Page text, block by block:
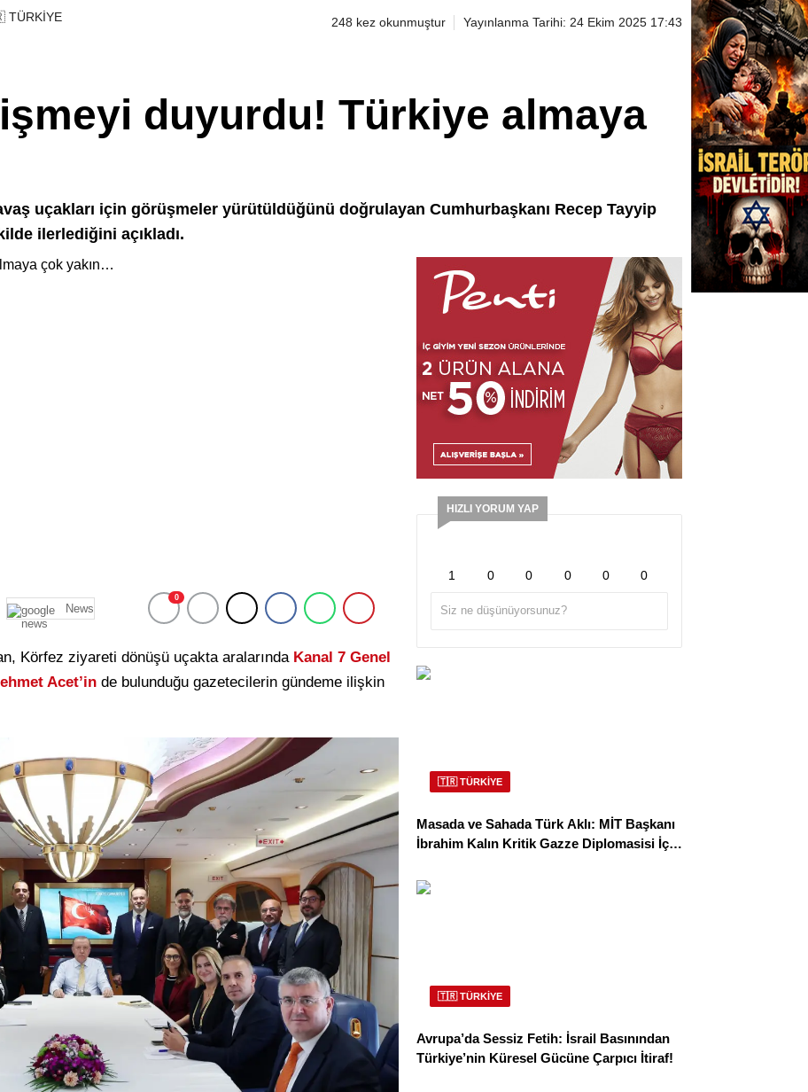
248 kez okunmuştur Yayınlanma Tarihi: 24 Ekim 2025 17:43
duyurdu! Türkiye almaya
uçakları için görüşmeler yürütüldüğünü doğrulayan Cumhurbaşkanı Recep Tayyip
ilerlediğini açıkladı.
News
0
Körfez ziyareti dönüşü uçakta aralarında Kanal 7 Genel
Acet’in de bulunduğu gazetecilerin gündeme ilişkin
HIZLI YORUM YAP
1 0 0 0 0 0
🇹🇷 TÜRKİYE
Masada ve Sahada Türk Aklı: MİT Başkanı
İbrahim Kalın Kritik Gazze Diplomasisi İçin
🇹🇷 TÜRKİYE
Avrupa’da Sessiz Fetih: İsrail Basınından
Türkiye’nin Küresel Gücüne Çarpıcı İtiraf!